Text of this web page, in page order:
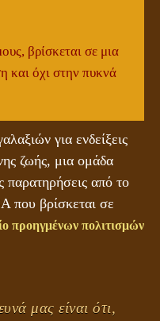
βρίσκεται σε μια
και όχι στην πυκνά
για ενδείξεις
ζωής, μια ομάδα
παρατηρήσεις από το
που βρίσκεται σε
προηγμένων πολιτισμών
μας είναι ότι,